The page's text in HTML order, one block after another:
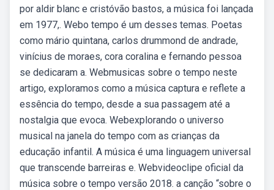
por aldir blanc e cristóvão bastos, a música foi lançada
em 1977,. Webo tempo é um desses temas. Poetas
como mário quintana, carlos drummond de andrade,
vinícius de moraes, cora coralina e fernando pessoa
se dedicaram a. Webmusicas sobre o tempo neste
artigo, exploramos como a música captura e reflete a
essência do tempo, desde a sua passagem até a
nostalgia que evoca. Webexplorando o universo
musical na janela do tempo com as crianças da
educação infantil. A música é uma linguagem universal
que transcende barreiras e. Webvideoclipe oficial da
música sobre o tempo versão 2018. a canção “sobre o